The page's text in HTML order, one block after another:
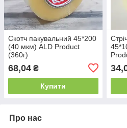
Скотч пакувальний 45*200
(40 мкм) ALD Product
(360г)
68,04 ₴
Купити
Про нас